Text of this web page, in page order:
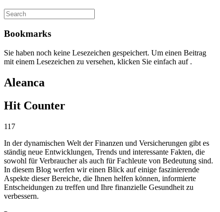
Bookmarks
Sie haben noch keine Lesezeichen gespeichert. Um einen Beitrag
mit einem Lesezeichen zu versehen, klicken Sie einfach auf .
Aleanca
Hit Counter
117
In der dynamischen Welt der Finanzen und Versicherungen gibt es
ständig neue Entwicklungen, Trends und interessante Fakten, die
sowohl für Verbraucher als auch für Fachleute von Bedeutung sind.
In diesem Blog werfen wir einen Blick auf einige faszinierende
Aspekte dieser Bereiche, die Ihnen helfen können, informierte
Entscheidungen zu treffen und Ihre finanzielle Gesundheit zu
verbessern.